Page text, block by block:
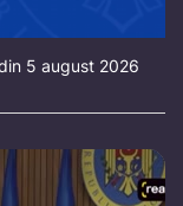
5 august 2026